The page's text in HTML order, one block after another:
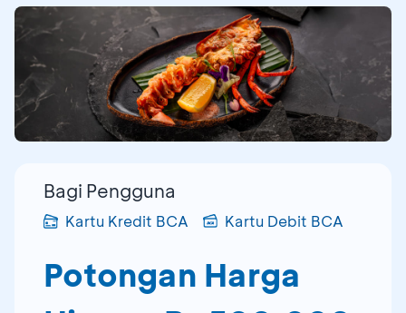
Bagi Pengguna
Kartu Kredit BCA Kartu Debit BCA
Potongan Harga